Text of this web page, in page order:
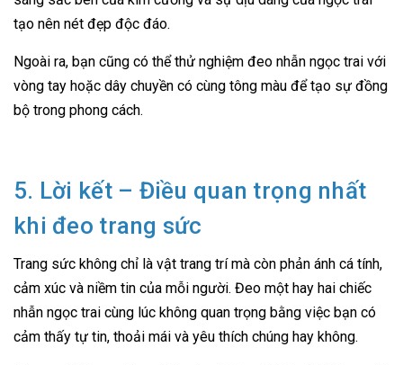
tạo nên nét đẹp độc đáo.
Ngoài ra, bạn cũng có thể thử nghiệm đeo nhẫn ngọc trai với
vòng tay hoặc dây chuyền có cùng tông màu để tạo sự đồng
bộ trong phong cách.
5. Lời kết – Điều quan trọng nhất
khi đeo trang sức
Trang sức không chỉ là vật trang trí mà còn phản ánh cá tính,
cảm xúc và niềm tin của mỗi người. Đeo một hay hai chiếc
nhẫn ngọc trai cùng lúc không quan trọng bằng việc bạn có
cảm thấy tự tin, thoải mái và yêu thích chúng hay không.